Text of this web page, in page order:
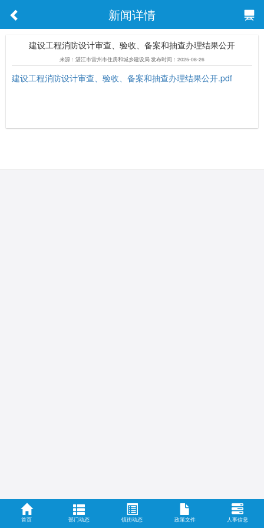
新闻详情
建设工程消防设计审查、验收、备案和抽查办理结果公开
来源：湛江市雷州市住房和城乡建设局 发布时间：2025-08-26
建设工程消防设计审查、验收、备案和抽查办理结果公开.pdf
首页 部门动态 镇街动态 政策文件 人事信息